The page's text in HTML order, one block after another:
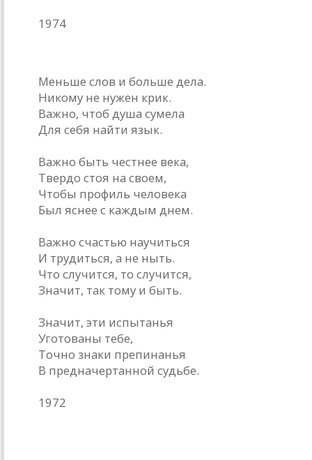
1974
Меньше слов и больше дела.
Никому не нужен крик.
Важно, чтоб душа сумела
Для себя найти язык.
Важно быть честнее века,
Твердо стоя на своем,
Чтобы профиль человека
Был яснее с каждым днем.
Важно счастью научиться
И трудиться, а не ныть.
Что случится, то случится,
Значит, так тому и быть.
Значит, эти испытанья
Уготованы тебе,
Точно знаки препинанья
В предначертанной судьбе.
1972